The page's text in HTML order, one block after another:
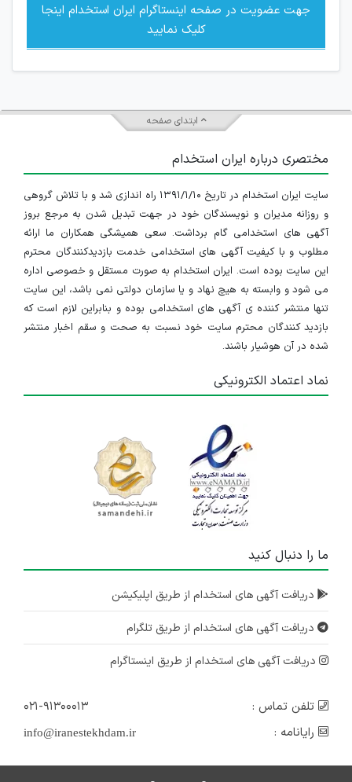
جهت عضویت در صفحه اینستاگرام ایران استخدام اینجا
کلیک نمایید
ابتدای صفحه
مختصری درباره ایران استخدام
سایت ایران استخدام در تاریخ ۱۳۹۱/۱/۱۰ راه اندازی شد و با تلاش گروهی
و روزانه مدیران و نویسندگان خود در جهت تبدیل شدن به مرجع بروز
آگهی های استخدامی گام برداشت. سعی همیشگی همکاران ما ارائه
مطلوب و با کیفیت آگهی های استخدامی خدمت بازدیدکنندگان محترم
این سایت بوده است. ایران استخدام به صورت مستقل و خصوصی اداره
می شود و وابسته به هیچ نهاد و یا سازمان دولتی نمی باشد، این سایت
تنها منتشر کننده ی آگهی های استخدامی بوده و بنابراین لازم است که
بازدید کنندگان محترم سایت خود نسبت به صحت و سقم اخبار منتشر
شده در آن هوشیار باشند.
نماد اعتماد الکترونیکی
ما را دنبال کنید
دریافت آگهی های استخدام از طریق اپلیکیشن
دریافت آگهی های استخدام از طریق تلگرام
دریافت آگهی های استخدام از طریق اینستاگرام
تلفن تماس :
۰۲۱-۹۱۳۰۰۰۱۳
رایانامه :
info@iranestekhdam.ir